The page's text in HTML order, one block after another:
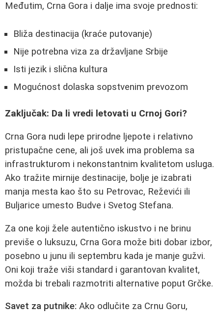
Međutim, Crna Gora i dalje ima svoje prednosti:
Bliža destinacija (kraće putovanje)
Nije potrebna viza za državljane Srbije
Isti jezik i slična kultura
Mogućnost dolaska sopstvenim prevozom
Zaključak: Da li vredi letovati u Crnoj Gori?
Crna Gora nudi lepe prirodne ljepote i relativno
pristupačne cene, ali još uvek ima problema sa
infrastrukturom i nekonstantnim kvalitetom usluga.
Ako tražite mirnije destinacije, bolje je izabrati
manja mesta kao što su Petrovac, Reževići ili
Buljarice umesto Budve i Svetog Stefana.
Za one koji žele autentično iskustvo i ne brinu
previše o luksuzu, Crna Gora može biti dobar izbor,
posebno u junu ili septembru kada je manje gužvi.
Oni koji traže viši standard i garantovan kvalitet,
možda bi trebali razmotriti alternative poput Grčke.
Savet za putnike: Ako odlučite za Crnu Goru,